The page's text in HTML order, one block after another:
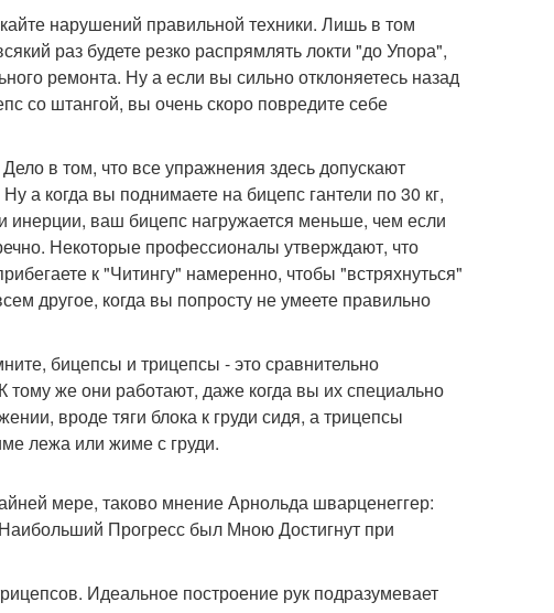
нарушений правильной техники. Лишь в том
раз будете резко распрямлять локти "до Упора",
ремонта. Ну а если вы сильно отклоняетесь назад
со штангой, вы очень скоро повредите себе
в том, что все упражнения здесь допускают
а когда вы поднимаете на бицепс гантели по 30 кг,
инерции, ваш бицепс нагружается меньше, чем если
Некоторые профессионалы утверждают, что
к "Читингу" намеренно, чтобы "встряхнуться"
другое, когда вы попросту не умеете правильно
бицепсы и трицепсы - это сравнительно
же они работают, даже когда вы их специально
вроде тяги блока к груди сидя, а трицепсы
лежа или жиме с груди.
мере, таково мнение Арнольда шварценеггер:
Прогресс был Мною Достигнут при
Идеальное построение рук подразумевает